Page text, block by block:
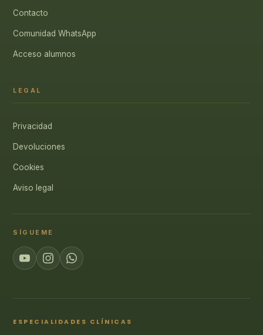
Contacto
Comunidad WhatsApp
Acceso alumnos
LEGAL
Privacidad
Devoluciones
Cookies
Aviso legal
SÍGUEME
ESPECIALIDADES CLÍNICAS